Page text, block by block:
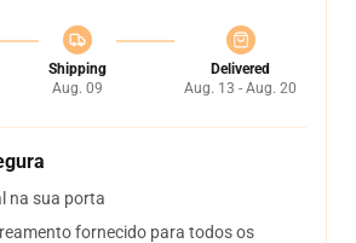
Shipping
Aug. 09
Delivered
Aug. 13 - Aug. 20
na sua porta
fornecido para todos os